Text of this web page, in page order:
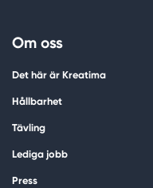
Om oss
Det här är Kreatima
Hållbarhet
Tävling
Lediga jobb
Press